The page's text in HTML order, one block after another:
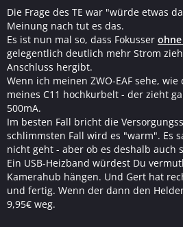
Die Frage des TE war "würde etwas
Meinung nach tut es das.
Es ist nun mal so, dass Fokusser
gelegentlich deutlich mehr Strom
Anschluss hergibt.
Wenn ich meinen ZWO-EAF sehe,
meines C11 hochkurbelt - der zieht
500mA.
Im besten Fall bricht die
schlimmsten Fall wird es "warm". Es
nicht geht - aber ob es deshalb auch
Ein USB-Heizband würdest Du
Kamerahub hängen. Und Gert hat
und fertig. Wenn der dann den
9,95€ weg.